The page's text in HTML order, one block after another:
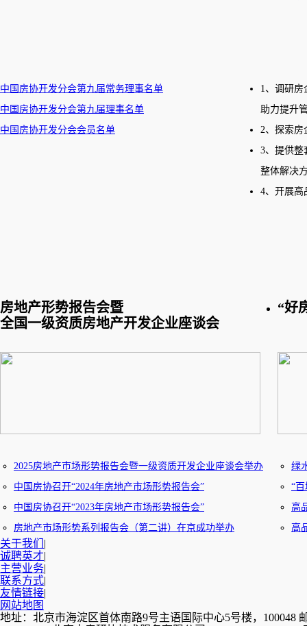
中国房协开发分会第九届常务理事名单
中国房协开发分会第九届理事名单
中国房协开发分会会员名单
1、调研
助力提升
2、探索房
3、提供整
整体解决
4、开展高
房地产形势报告会暨
全国一级资质房地产开发企业座谈会
2025房地产市场形势报告会暨一级资质开发企业座谈会举办
中国房协召开“2024年房地产市场形势报告会”
中国房协召开“2023年房地产市场形势报告会”
房地产市场形势系列报告会（第二讲）在京成功举办
中国房协召开“2020年房地产市场形势报告会”
“好
绿
“
高
高
关于我们 |
诚聘英才|
主营业务|
联系方式|
友情链接|
网站地图
地址：北京市海淀区首体南路9号主语国际中心5号楼，100048